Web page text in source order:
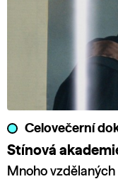
Celovečerní
Stínová
Mnoho